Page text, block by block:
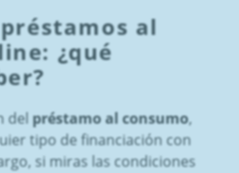
al
: ¿qué
delpréstamo al consumo,
tipo de financiación con
si miras las condiciones